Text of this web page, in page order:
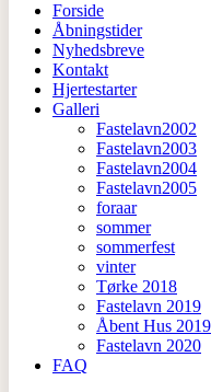
Forside
Åbningstider
Nyhedsbreve
Kontakt
Hjertestarter
Galleri
Fastelavn2002
Fastelavn2003
Fastelavn2004
Fastelavn2005
foraar
sommer
sommerfest
vinter
Tørke 2018
Fastelavn 2019
Åbent Hus 2019
Fastelavn 2020
FAQ